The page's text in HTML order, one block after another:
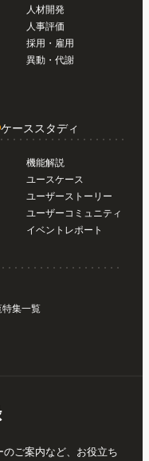
人材開発
人事評価
採用・雇用
異動・代謝
ケーススタディ
機能解説
ユースケース
ユーザーストーリー
ユーザーコミュニティ
イベントレポート
特集一覧
ご案内など、お役立ち